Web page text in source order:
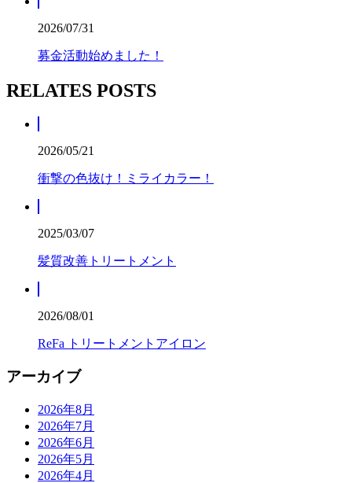
2026/07/31
募金活動始めました！
RELATES POSTS
2026/05/21
衝撃の色抜け！ミライカラー！
2025/03/07
髪質改善トリートメント
2026/08/01
ReFa トリートメントアイロン
アーカイブ
2026年8月
2026年7月
2026年6月
2026年5月
2026年4月